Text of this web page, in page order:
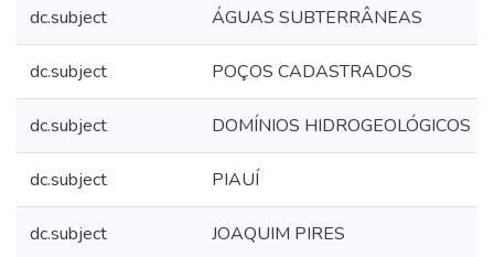
dc.subject ÁGUAS SUBTERRÂNEAS
dc.subject POÇOS CADASTRADOS
dc.subject DOMÍNIOS HIDROGEOLÓGICOS
dc.subject PIAUÍ
dc.subject JOAQUIM PIRES